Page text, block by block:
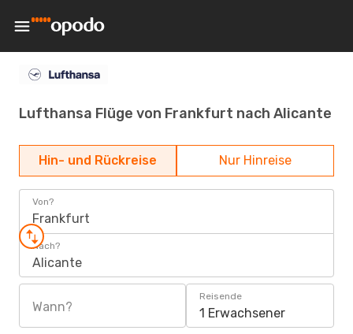
Lufthansa Flüge von Frankfurt nach Alicante
Hin- und Rückreise Nur Hinreise
Von?
Frankfurt
Nach?
Alicante
Wann?
Reisende
1 Erwachsener